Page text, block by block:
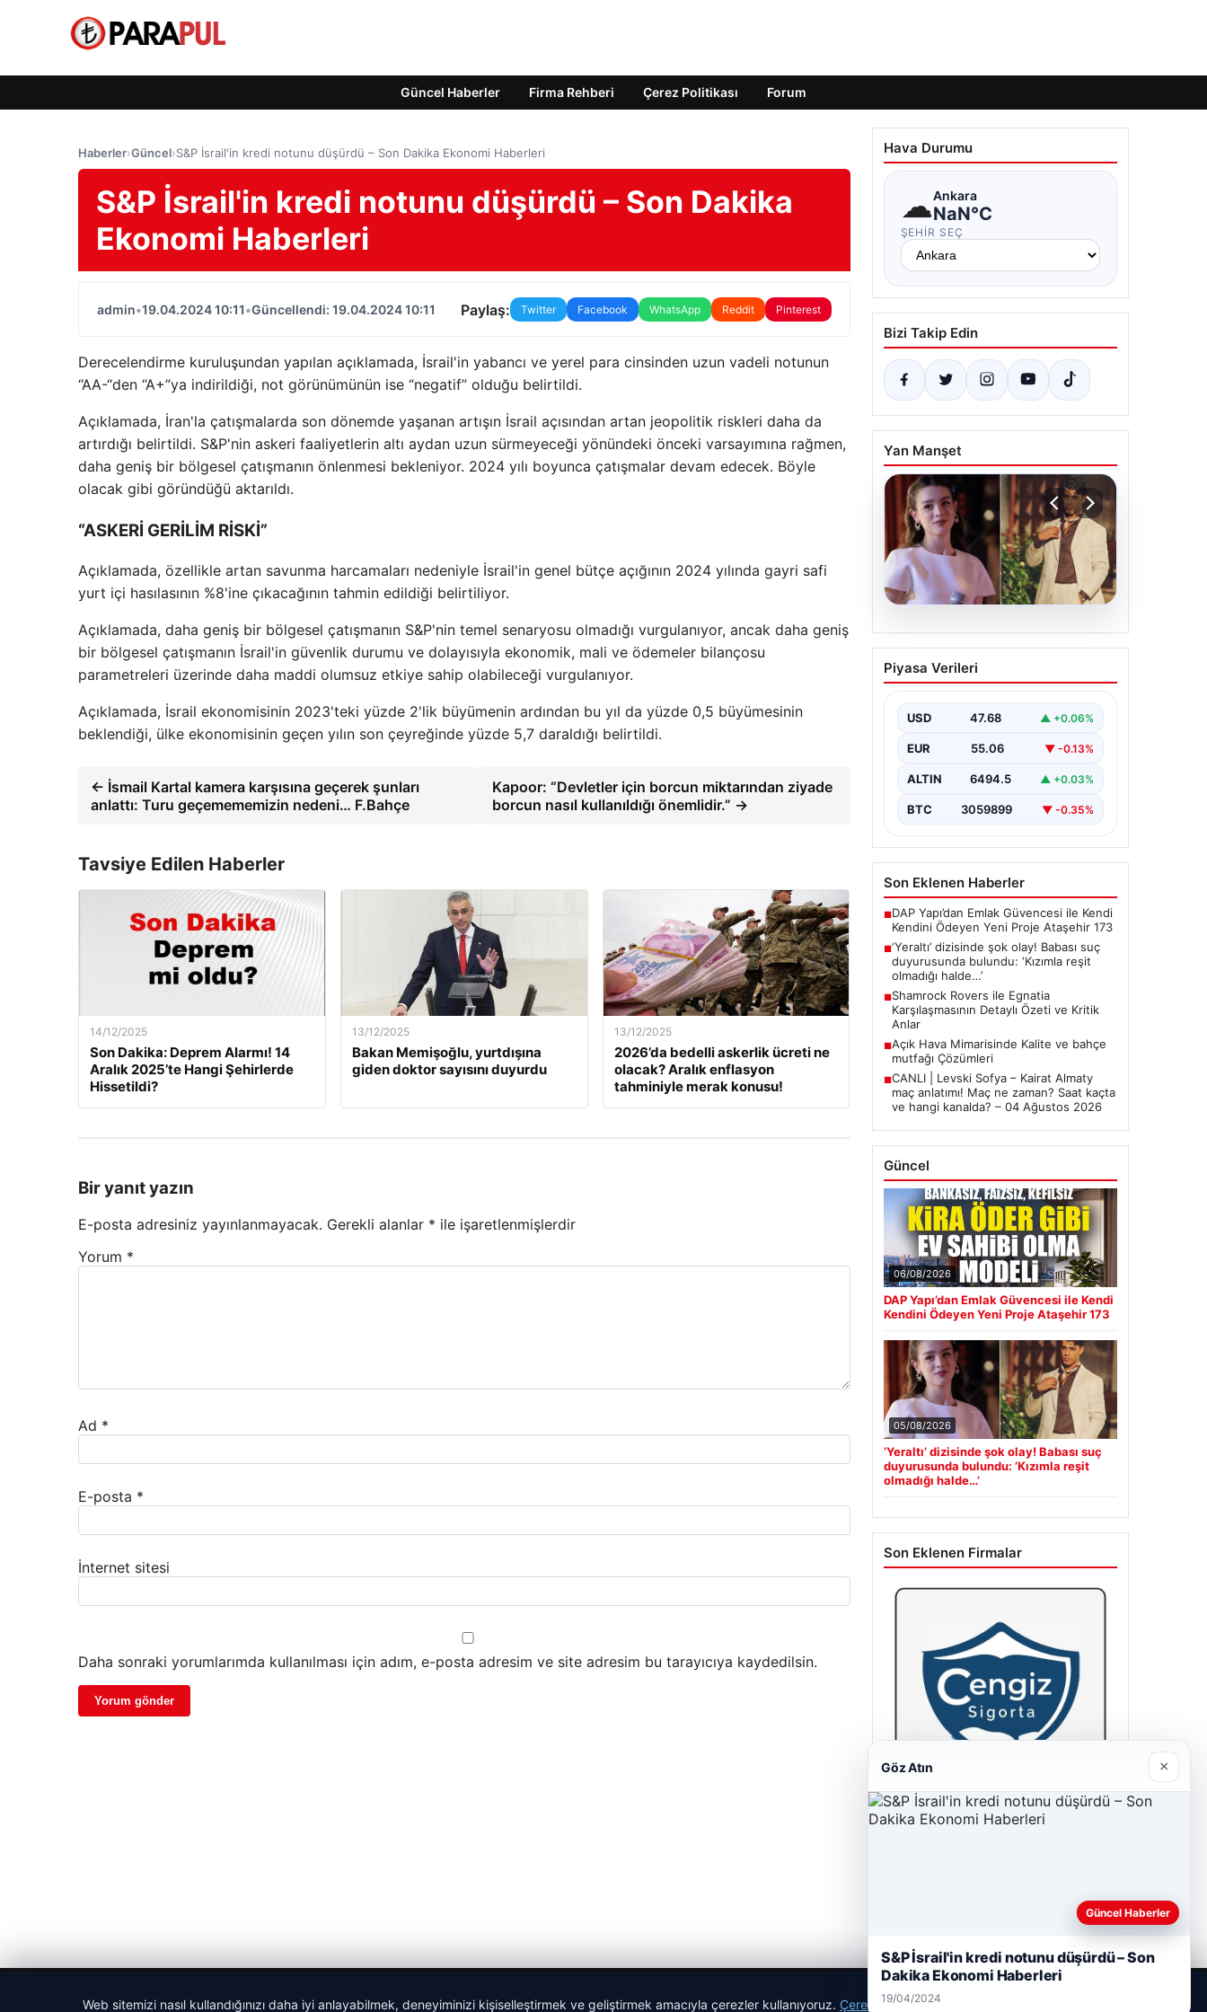
Güncel Haberler Firma Rehberi Çerez Politikası Forum
Haberler›Güncel›S&P İsrail'in kredi notunu düşürdü – Son Dakika Ekonomi Haberleri
S&P İsrail'in kredi notunu düşürdü – Son Dakika
Ekonomi Haberleri
admin•19.04.2024 10:11•Güncellendi: 19.04.2024 10:11 Paylaş: Twitter Facebook WhatsApp Reddit Pinterest
Derecelendirme kuruluşundan yapılan açıklamada, İsrail'in yabancı ve yerel para cinsinden uzun vadeli notunun
“AA-“den “A+”ya indirildiği, not görünümünün ise “negatif” olduğu belirtildi.
Açıklamada, İran'la çatışmalarda son dönemde yaşanan artışın İsrail açısından artan jeopolitik riskleri daha da
artırdığı belirtildi. S&P'nin askeri faaliyetlerin altı aydan uzun sürmeyeceği yönündeki önceki varsayımına rağmen,
daha geniş bir bölgesel çatışmanın önlenmesi bekleniyor. 2024 yılı boyunca çatışmalar devam edecek. Böyle
olacak gibi göründüğü aktarıldı.
“ASKERİ GERİLİM RİSKİ”
Açıklamada, özellikle artan savunma harcamaları nedeniyle İsrail'in genel bütçe açığının 2024 yılında gayri safi
yurt içi hasılasının %8'ine çıkacağının tahmin edildiği belirtiliyor.
Açıklamada, daha geniş bir bölgesel çatışmanın S&P'nin temel senaryosu olmadığı vurgulanıyor, ancak daha geniş
bir bölgesel çatışmanın İsrail'in güvenlik durumu ve dolayısıyla ekonomik, mali ve ödemeler bilançosu
parametreleri üzerinde daha maddi olumsuz etkiye sahip olabileceği vurgulanıyor.
Açıklamada, İsrail ekonomisinin 2023'teki yüzde 2'lik büyümenin ardından bu yıl da yüzde 0,5 büyümesinin
beklendiği, ülke ekonomisinin geçen yılın son çeyreğinde yüzde 5,7 daraldığı belirtildi.
← İsmail Kartal kamera karşısına geçerek şunları
anlattı: Turu geçemememizin nedeni… F.Bahçe
Kapoor: “Devletler için borcun miktarından ziyade
borcun nasıl kullanıldığı önemlidir.” →
Tavsiye Edilen Haberler
14/12/2025
Son Dakika: Deprem Alarmı! 14
Aralık 2025’te Hangi Şehirlerde
Hissetildi?
13/12/2025
Bakan Memişoğlu, yurtdışına
giden doktor sayısını duyurdu
13/12/2025
2026’da bedelli askerlik ücreti ne
olacak? Aralık enflasyon
tahminiyle merak konusu!
Bir yanıt yazın
E-posta adresiniz yayınlanmayacak. Gerekli alanlar * ile işaretlenmişlerdir
Yorum *
Ad *
E-posta *
İnternet sitesi
Daha sonraki yorumlarımda kullanılması için adım, e-posta adresim ve site adresim bu tarayıcıya kaydedilsin.
Hava Durumu
☁Ankara
NaN°C
ŞEHIR SEÇ
Bizi Takip Edin
Yan Manşet
05.08.2026
‘Yeraltı’ dizisinde şok
olay! Babası suç
‘Kızımla reşit olmadığı
halde…’
Piyasa Verileri
USD 47.68 ▲ +0.06%
EUR 55.06 ▼ -0.13%
ALTIN 6494.5 ▲ +0.03%
BTC 3059899 ▼ -0.35%
Son Eklenen Haberler
■DAP Yapı’dan Emlak Güvencesi ile Kendi
Kendini Ödeyen Yeni Proje Ataşehir 173
■‘Yeraltı’ dizisinde şok olay! Babası suç
duyurusunda bulundu: ‘Kızımla reşit
olmadığı halde…’
■Shamrock Rovers ile Egnatia
Karşılaşmasının Detaylı Özeti ve Kritik
Anlar
■Açık Hava Mimarisinde Kalite ve bahçe
mutfağı Çözümleri
■CANLI | Levski Sofya – Kairat Almaty
maç anlatımı! Maç ne zaman? Saat kaçta
ve hangi kanalda? – 04 Ağustos 2026
Güncel
06/08/2026
DAP Yapı’dan Emlak Güvencesi ile Kendi
Kendini Ödeyen Yeni Proje Ataşehir 173
05/08/2026
‘Yeraltı’ dizisinde şok olay! Babası suç
duyurusunda bulundu: ‘Kızımla reşit
olmadığı halde…’
Son Eklenen Firmalar
Cengiz Sigorta
Web sitemizi nasıl kullandığınızı daha iyi anlayabilmek, deneyiminizi kişiselleştirmek ve geliştirmek amacıyla çerezler kullanıyoruz. Çerez Politikamız
Göz Atın ×
Güncel Haberler
S&P İsrail'in kredi notunu düşürdü – Son
Dakika Ekonomi Haberleri
19/04/2024